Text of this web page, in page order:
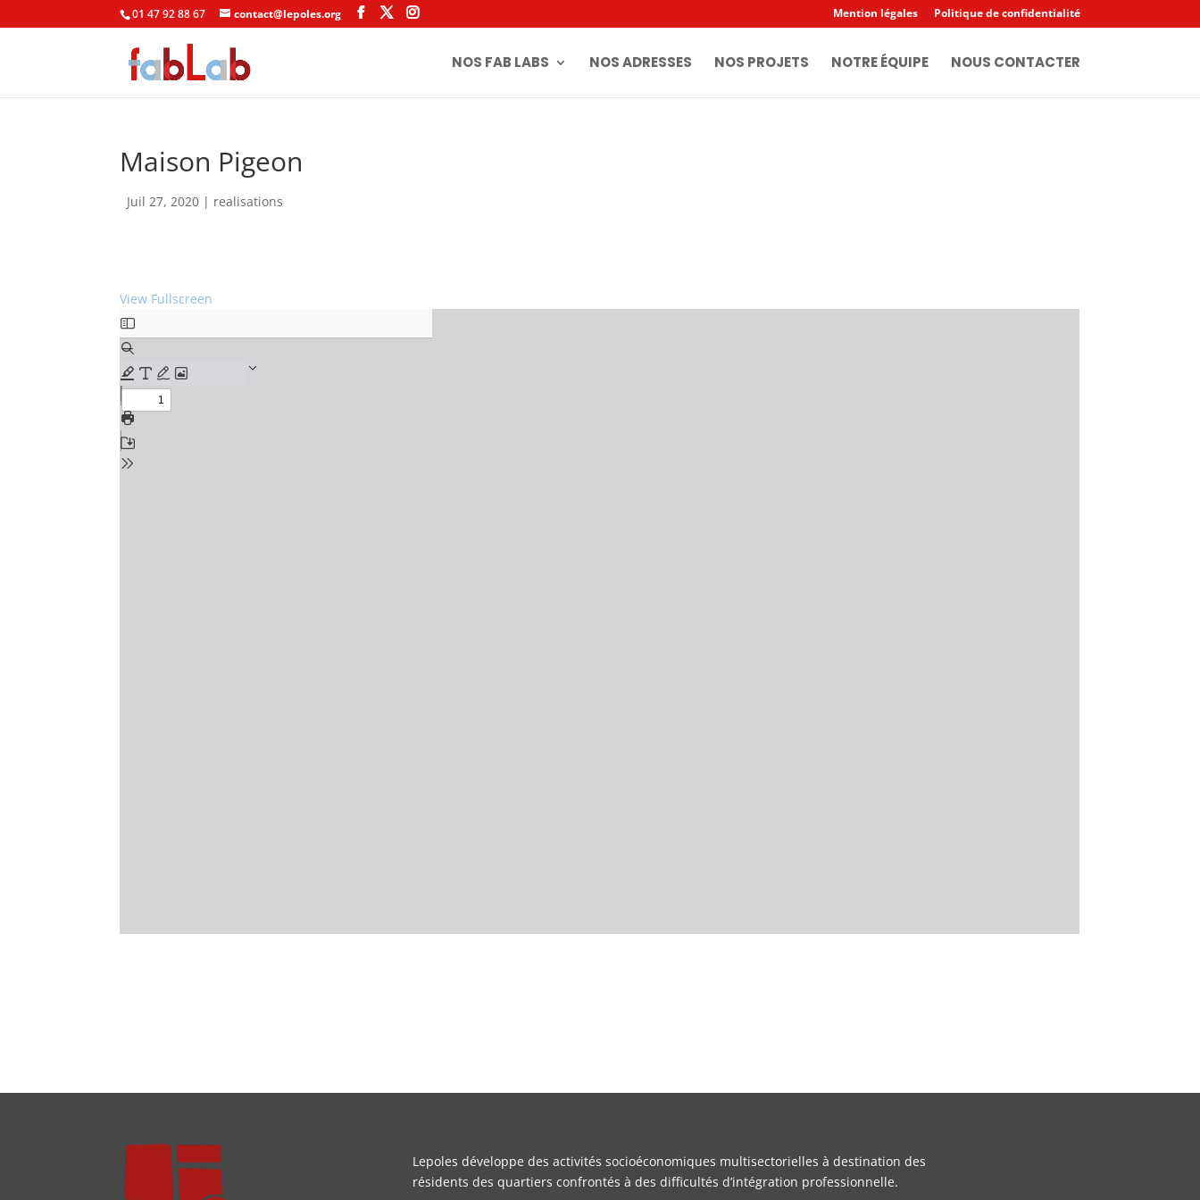
01 47 92 88 67 contact@lepoles.org Mention légales Politique de confidentialité
NOS FAB LABS NOS ADRESSES NOS PROJETS NOTRE ÉQUIPE NOUS CONTACTER
Maison Pigeon
Juil 27, 2020 | realisations
View Fullscreen
Skip
to
PDF
content
Lepoles développe des activités socioéconomiques multisectorielles à destination des
résidents des quartiers confrontés à des difficultés d’intégration professionnelle.